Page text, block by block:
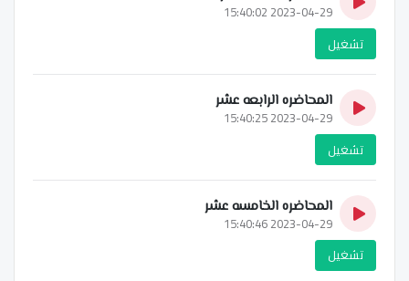
2023-04-29 15:40:02
تشغيل
المحاضره الرابعه عشر
2023-04-29 15:40:25
تشغيل
المحاضره الخامسه عشر
2023-04-29 15:40:46
تشغيل